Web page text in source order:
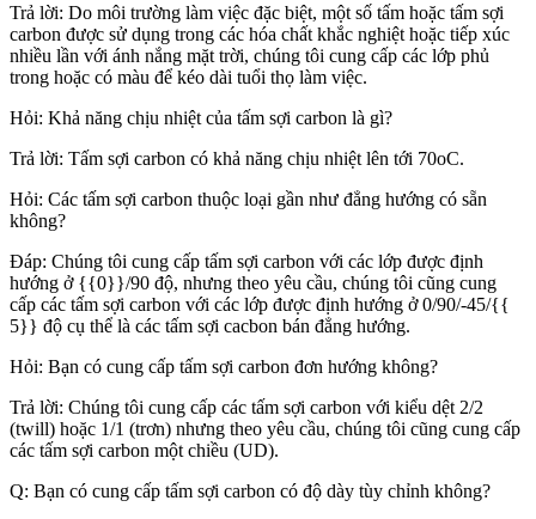
Trả lời: Do môi trường làm việc đặc biệt, một số tấm hoặc tấm sợi
carbon được sử dụng trong các hóa chất khắc nghiệt hoặc tiếp xúc
nhiều lần với ánh nắng mặt trời, chúng tôi cung cấp các lớp phủ
trong hoặc có màu để kéo dài tuổi thọ làm việc.
Hỏi: Khả năng chịu nhiệt của tấm sợi carbon là gì?
Trả lời: Tấm sợi carbon có khả năng chịu nhiệt lên tới 70oC.
Hỏi: Các tấm sợi carbon thuộc loại gần như đẳng hướng có sẵn
không?
Đáp: Chúng tôi cung cấp tấm sợi carbon với các lớp được định
hướng ở {{0}}/90 độ, nhưng theo yêu cầu, chúng tôi cũng cung
cấp các tấm sợi carbon với các lớp được định hướng ở 0/90/-45/{{
5}} độ cụ thể là các tấm sợi cacbon bán đẳng hướng.
Hỏi: Bạn có cung cấp tấm sợi carbon đơn hướng không?
Trả lời: Chúng tôi cung cấp các tấm sợi carbon với kiểu dệt 2/2
(twill) hoặc 1/1 (trơn) nhưng theo yêu cầu, chúng tôi cũng cung cấp
các tấm sợi carbon một chiều (UD).
Q: Bạn có cung cấp tấm sợi carbon có độ dày tùy chỉnh không?